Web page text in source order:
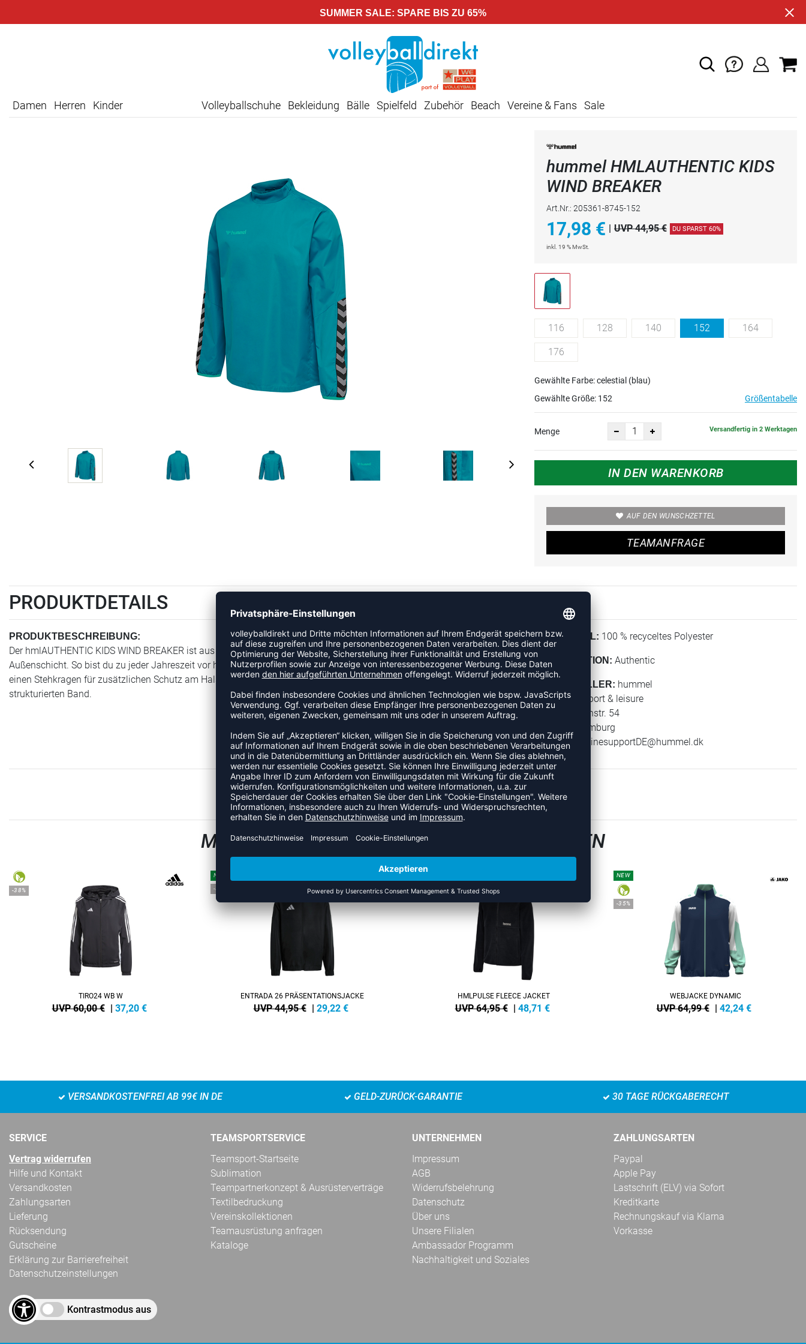
SUMMER SALE: SPARE BIS ZU 65%
Damen Herren Kinder Volleyballschuhe Bekleidung Bälle Spielfeld Zubehör Beach Vereine & Fans Sale
hummel HMLAUTHENTIC KIDS
WIND BREAKER
Art.Nr.: 205361-8745-152
17,98 € UVP 44,95 € DU SPARST 60%
inkl. 19 % MwSt.
116 128 140 152 164
176
Gewählte Farbe: celestial (blau)
Gewählte Größe: 152 Größentabelle
Menge Versandfertig in 2 Werktagen
IN DEN WARENKORB
AUF DEN WUNSCHZETTEL
TEAMANFRAGE
PRODUKTDETAILS
PRODUKTBESCHREIBUNG:
Der hmlAUTHENTIC KIDS WIND BREAKER ist aus Polyestergewebe gefertigt und fungiert als eine frische, isolierende
Außenschicht. So bist du zu jeder Jahreszeit vor heulendem Wind geschützt. Dieser hummel® Windbreaker verfügt über
einen Stehkragen für zusätzlichen Schutz am Hals. Die langen Ärmel umfassen unsere charakteristischen Winkel in einem
strukturierten Band.
MATERIAL: 100 % recyceltes Polyester
KOLLEKTION: Authentic
HERSTELLER: hummel
hummel sport & leisure
Leverkusenstr. 54
22761 Hamburg
E-Mail:
onlinesupportDE@hummel.dk
ZULETZT ANGESEHEN
MEHR AUS DER KATEGORIE OUTDOOR JACKEN
-38%
TIRO24 WB W
UVP 60,00 € | 37,20 €
NEW
-35%
ENTRADA 26 PRÄSENTATIONSJACKE
UVP 44,95 € | 29,22 €
-25%
HMLPULSE FLEECE JACKET
UVP 64,95 € | 48,71 €
NEW
-35%
WEBJACKE DYNAMIC
UVP 64,99 € | 42,24 €
VERSANDKOSTENFREI AB 99€ IN DE GELD-ZURÜCK-GARANTIE 30 TAGE RÜCKGABERECHT
SERVICE
Vertrag widerrufen
Hilfe und Kontakt
Versandkosten
Zahlungsarten
Lieferung
Rücksendung
Gutscheine
Erklärung zur Barrierefreiheit
Datenschutzeinstellungen
Kontrastmodus aus
TEAMSPORTSERVICE
Teamsport-Startseite
Sublimation
Teampartnerkonzept & Ausrüsterverträge
Textilbedruckung
Vereinskollektionen
Teamausrüstung anfragen
Kataloge
UNTERNEHMEN
Impressum
AGB
Widerrufsbelehrung
Datenschutz
Über uns
Unsere Filialen
Ambassador Programm
Nachhaltigkeit und Soziales
ZAHLUNGSARTEN
Paypal
Apple Pay
Lastschrift (ELV) via Sofort
Kreditkarte
Rechnungskauf via Klarna
Vorkasse